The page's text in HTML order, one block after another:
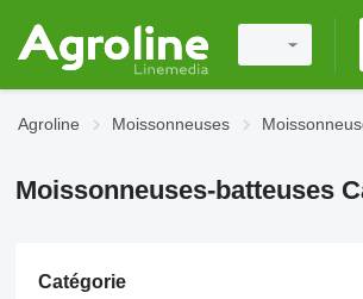
Agroline Moissonneuses
Moissonneuses-batteuses
Catégorie